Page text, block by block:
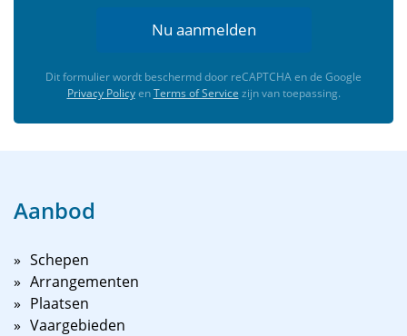
Nu aanmelden
Dit formulier wordt beschermd door reCAPTCHA en de Google
Privacy PolicyenTerms of Service zijn van toepassing.
Aanbod
Schepen
Arrangementen
Plaatsen
Vaargebieden